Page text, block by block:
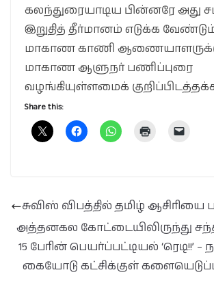
கலந்துரையாடிய பின்னரே அது
இறுதித் தீர்மானம் எடுக்க
மாகாண காணி ஆணையாளருக்கு
மாகாண ஆளுநர் பணிப்புரை
வழங்கியுள்ளமைக்
Share this:
சுவிஸ் விபத்தில் தமிழ் ஆசிரியை
அத்தனகல கோட்டையிலிருந்து
15 பேரின் பெயர்ப்பட்டியல் ‘ரெடி!!’ –
கையோடு கட்சிக்குள்